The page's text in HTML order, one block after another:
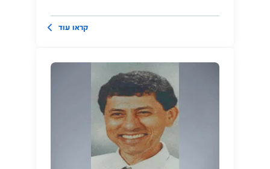
קראו עוד